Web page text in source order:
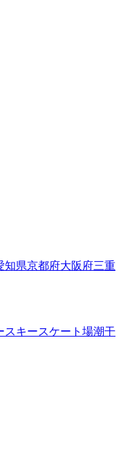
知県京都府大阪府三重
スキースケート場潮干